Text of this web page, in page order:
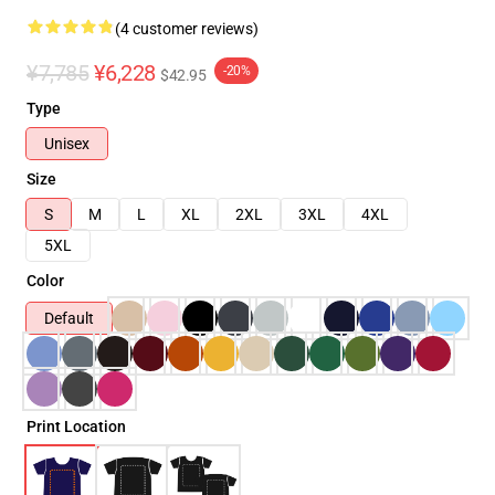
(4 customer reviews)
¥7,785 ¥6,228 $42.95 -20%
Type
Unisex
Size
S
M L XL 2XL 3XL
4XL
5XL
Color
Default
Print Location